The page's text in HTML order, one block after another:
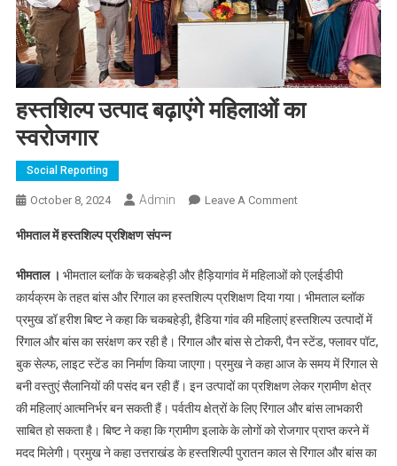
हस्तशिल्प उत्पाद बढ़ाएंगे महिलाओं का
स्वरोजगार
Social Reporting
October 8, 2024 Admin Leave A CommentOn
महिलाओं
का
स्वरोजगार
भीमताल में हस्तशिल्प प्रशिक्षण संपन्न
भीमताल । भीमताल ब्लॉक के चकबहेड़ी और हैड़ियागांव में महिलाओं को एलईडीपी
कार्यक्रम के तहत बांस और रिंगाल का हस्तशिल्प प्रशिक्षण दिया गया। भीमताल ब्लॉक
प्रमुख डॉ हरीश बिष्ट ने कहा कि चकबहेड़ी, हैडिया गांव की महिलाएं हस्तशिल्प उत्पादों में
रिंगाल और बांस का सरंक्षण कर रही है। रिंगाल और बांस से टोकरी, पैन स्टेंड, फ्लावर पॉट,
बुक सेल्फ, लाइट स्टेंड का निर्माण किया जाएगा। प्रमुख ने कहा आज के समय में रिंगाल से
बनी वस्तुएं सैलानियों की पसंद बन रही हैं। इन उत्पादों का प्रशिक्षण लेकर ग्रामीण क्षेत्र
की महिलाएं आत्मनिर्भर बन सकती हैं। पर्वतीय क्षेत्रों के लिए रिंगाल और बांस लाभकारी
साबित हो सकता है। बिष्ट ने कहा कि ग्रामीण इलाके के लोगों को रोजगार प्राप्त करने में
मदद मिलेगी। प्रमुख ने कहा उत्तराखंड के हस्तशिल्पी पुरातन काल से रिंगाल और बांस का